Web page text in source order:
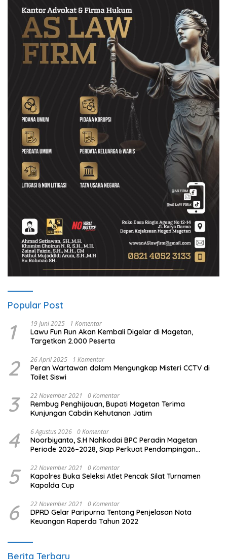
Popular Post
1 19 Juni 2025 1 Komentar
Lawu Fun Run Akan Kembali Digelar di Magetan,
Targetkan 2.000 Peserta
2 26 April 2025 1 Komentar
Peran Wartawan dalam Mengungkap Misteri CCTV di
Toilet Siswi
3 22 November 2021 0 Komentar
Rembug Penghijauan, Bupati Magetan Terima
Kunjungan Cabdin Kehutanan Jatim
4 6 Agustus 2026 0 Komentar
Noorbiyanto, S.H Nahkodai BPC Peradin Magetan
Periode 2026–2028, Siap Perkuat Pendampingan
5 22 November 2021 0 Komentar
Kapolres Buka Seleksi Atlet Pencak Silat Turnamen
Kapolda Cup
6 22 November 2021 0 Komentar
DPRD Gelar Paripurna Tentang Penjelasan Nota
Keuangan Raperda Tahun 2022
Berita Terbaru